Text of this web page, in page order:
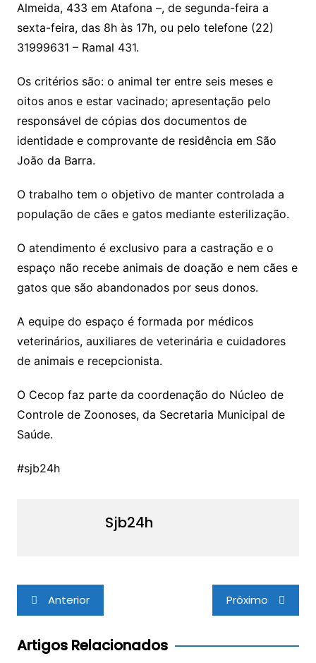
Almeida, 433 em Atafona –, de segunda-feira a
sexta-feira, das 8h às 17h, ou pelo telefone (22)
31999631 – Ramal 431.
Os critérios são: o animal ter entre seis meses e
oitos anos e estar vacinado; apresentação pelo
responsável de cópias dos documentos de
identidade e comprovante de residência em São
João da Barra.
O trabalho tem o objetivo de manter controlada a
população de cães e gatos mediante esterilização.
O atendimento é exclusivo para a castração e o
espaço não recebe animais de doação e nem cães e
gatos que são abandonados por seus donos.
A equipe do espaço é formada por médicos
veterinários, auxiliares de veterinária e cuidadores
de animais e recepcionista.
O Cecop faz parte da coordenação do Núcleo de
Controle de Zoonoses, da Secretaria Municipal de
Saúde.
#sjb24h
Sjb24h
Navegação
de
Post
Anterior Próximo
Artigos Relacionados